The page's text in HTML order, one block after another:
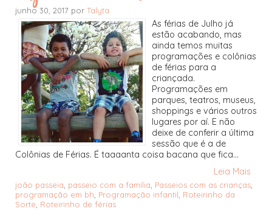
junho 30, 2017 por Talyta
As férias de Julho já
estão acabando, mas
ainda temos muitas
programações e colônias
de férias para a
criançada.
Programações em
parques, teatros, museus,
shoppings e vários outros
lugares por aí. E não
deixe de conferir a última
sessão que é a de
Colônias de Férias. É taaaanta coisa bacana que fica...
Leia Mais
joão passeia, passeio com a família, Passeios com as crianças,
programação em bh, Programação infantil, Roteirinho da
Sorte, Roteirinho de férias